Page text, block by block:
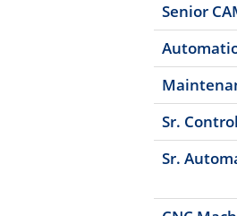
Senior
Sr.
Sr.